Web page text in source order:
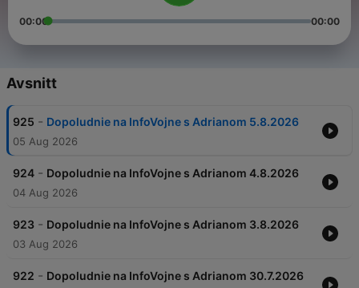
00:00 00:00
Avsnitt
925 - Dopoludnie na InfoVojne s Adrianom 5.8.2026
05 Aug 2026
924 - Dopoludnie na InfoVojne s Adrianom 4.8.2026
04 Aug 2026
923 - Dopoludnie na InfoVojne s Adrianom 3.8.2026
03 Aug 2026
922 - Dopoludnie na InfoVojne s Adrianom 30.7.2026